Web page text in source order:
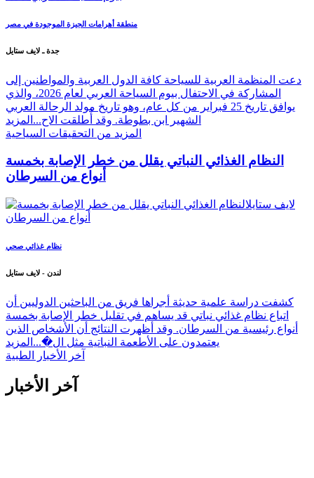
منطقة أهرامات الجيزة الموجودة في مصر
جدة ـ لايف ستايل
دعت المنظمة العربية للسياحة كافة الدول العربية والمواطنين إلى
المشاركة في الاحتفال بيوم السياحة العربي لعام 2026، والذي
يوافق تاريخ 25 فبراير من كل عام، وهو تاريخ مولد الرحالة العربي
الشهير ابن بطوطة. وقد أُطلقت الاح... المزيد
المزيد من التحقيقات السياحية
النظام الغذائي النباتي يقلل من خطر الإصابة بخمسة
أنواع من السرطان
نظام غذائي صحي
لندن - لايف ستايل
كشفت دراسة علمية حديثة أجراها فريق من الباحثين الدوليين أن
اتباع نظام غذائي نباتي قد يساهم في تقليل خطر الإصابة بخمسة
أنواع رئيسية من السرطان. وقد أظهرت النتائج أن الأشخاص الذين
يعتمدون على الأطعمة النباتية مثل ال�... المزيد
آخر الأخبار الطبية
آخر الأخبار